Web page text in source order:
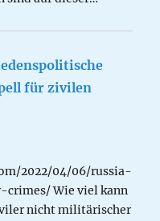
für zivilen
2022/04/06/russia-
Wie viel kann
nicht militärischer